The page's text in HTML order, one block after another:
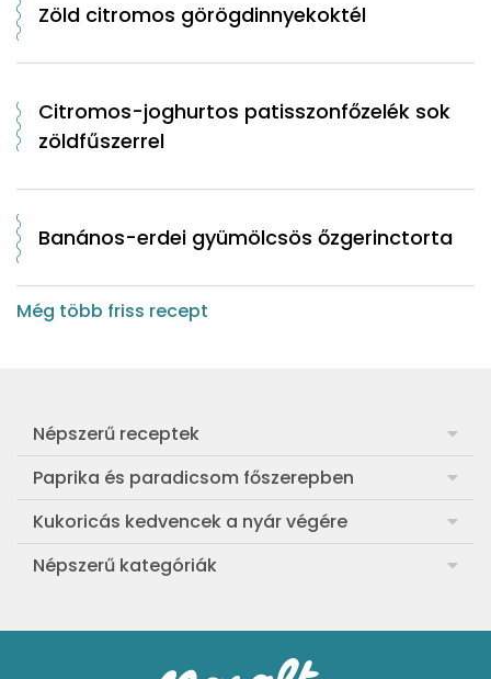
Zöld citromos görögdinnyekoktél
Citromos-joghurtos patisszonfőzelék sok
zöldfűszerrel
Banános-erdei gyümölcsös őzgerinctorta
Még több friss recept
Népszerű receptek
Frankfurti leves
Egyszerű muffin
Aranygaluska
Egyszerű krumplifőzelék
Klasszikus madártej
Paprika és paradicsom főszerepben
Pan con Tomate
Paradicsom és paprika eltevése télre
Paradicsomos húsgombóc
Paradicsomos flat tart leveles tésztából
Kukoricás kedvencek a nyár végére
Legfinomabb főtt kukorica
Népszerű kategóriák